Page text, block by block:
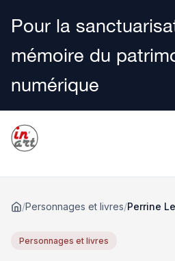
Pour la
mémoire du
numérique
/Personnages et livres/Perrine
Personnages et livres